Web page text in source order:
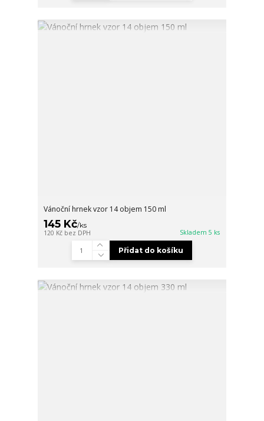
Vánoční hrnek vzor 14 objem 150 ml
145 Kč/ks
120 Kč bez DPH Skladem 5 ks
Přidat do košíku